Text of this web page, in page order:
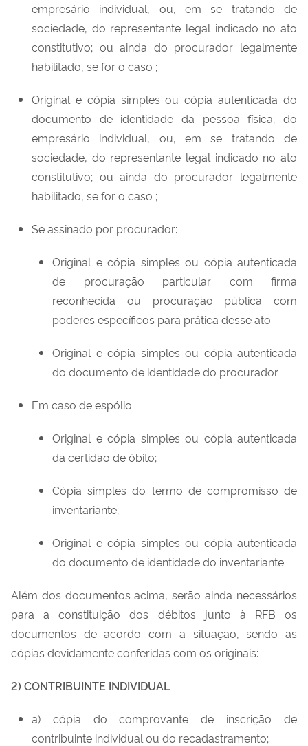
empresário individual, ou, em se tratando de
sociedade, do representante legal indicado no ato
constitutivo; ou ainda do procurador legalmente
habilitado, se for o caso ;
Original e cópia simples ou cópia autenticada do
documento de identidade da pessoa física; do
empresário individual, ou, em se tratando de
sociedade, do representante legal indicado no ato
constitutivo; ou ainda do procurador legalmente
habilitado, se for o caso ;
Se assinado por procurador:
Original e cópia simples ou cópia autenticada
de procuração particular com firma
reconhecida ou procuração pública com
poderes específicos para prática desse ato.
Original e cópia simples ou cópia autenticada
do documento de identidade do procurador.
Em caso de espólio:
Original e cópia simples ou cópia autenticada
da certidão de óbito;
Cópia simples do termo de compromisso de
inventariante;
Original e cópia simples ou cópia autenticada
do documento de identidade do inventariante.
Além dos documentos acima, serão ainda necessários
para a constituição dos débitos junto à RFB os
documentos de acordo com a situação, sendo as
cópias devidamente conferidas com os originais:
2) CONTRIBUINTE INDIVIDUAL
a) cópia do comprovante de inscrição de
contribuinte individual ou do recadastramento;